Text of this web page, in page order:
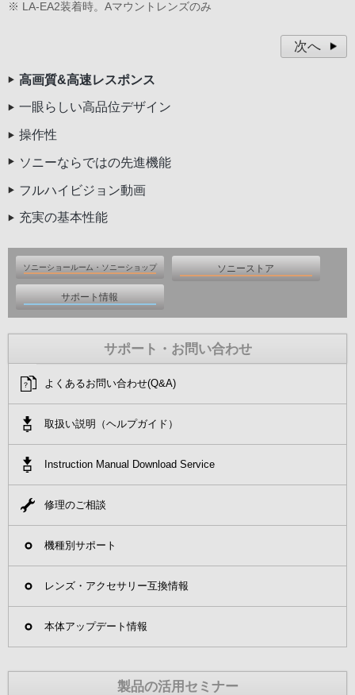
※ LA-EA2装着時。Aマウントレンズのみ
次へ
高画質&高速レスポンス
一眼らしい高品位デザイン
操作性
ソニーならではの先進機能
フルハイビジョン動画
充実の基本性能
ソニーショールーム・ソニーショップ ソニーストア
サポート情報
ソニーショップ
ソニーストア オンライン
ソニーストア 銀座・名古屋・大阪
よくあるお問い合わせ(Q&A)
修理のご相談
機種別サポート
レンズ・アクセサリー互換情報
サポート・お問い合わせ
よくあるお問い合わせ(Q&A)
取扱い説明（ヘルプガイド）
Instruction Manual Download Service
修理のご相談
機種別サポート
レンズ・アクセサリー互換情報
本体アップデート情報
製品の活用セミナー